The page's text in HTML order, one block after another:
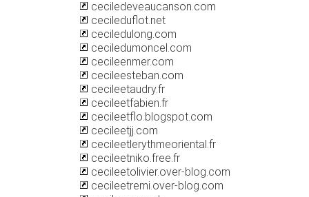
ceciledeveaucanson.com
cecileduflot.net
ceciledulong.com
ceciledumoncel.com
cecileenmer.com
cecileesteban.com
cecileetaudry.fr
cecileetfabien.fr
cecileetflo.blogspot.com
cecileetjj.com
cecileetlerythmeoriental.fr
cecileetniko.free.fr
cecileetolivier.over-blog.com
cecileetremi.over-blog.com